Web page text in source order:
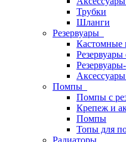
Трубки
Шланги
Резервуары
Кастомные
Аксессуары
Помпы
Помпы с
Крепеж и
Помпы
Топы для
Радиаторы